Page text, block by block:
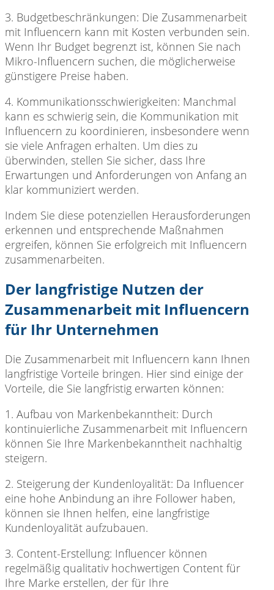
3. Budgetbeschränkungen: Die Zusammenarbeit
mit Influencern kann mit Kosten verbunden sein.
Wenn Ihr Budget begrenzt ist, können Sie nach
Mikro-Influencern suchen, die möglicherweise
günstigere Preise haben.
4. Kommunikationsschwierigkeiten: Manchmal
kann es schwierig sein, die Kommunikation mit
Influencern zu koordinieren, insbesondere wenn
sie viele Anfragen erhalten. Um dies zu
überwinden, stellen Sie sicher, dass Ihre
Erwartungen und Anforderungen von Anfang an
klar kommuniziert werden.
Indem Sie diese potenziellen Herausforderungen
erkennen und entsprechende Maßnahmen
ergreifen, können Sie erfolgreich mit Influencern
zusammenarbeiten.
Der langfristige Nutzen der
Zusammenarbeit mit Influencern
für Ihr Unternehmen
Die Zusammenarbeit mit Influencern kann Ihnen
langfristige Vorteile bringen. Hier sind einige der
Vorteile, die Sie langfristig erwarten können:
1. Aufbau von Markenbekanntheit: Durch
kontinuierliche Zusammenarbeit mit Influencern
können Sie Ihre Markenbekanntheit nachhaltig
steigern.
2. Steigerung der Kundenloyalität: Da Influencer
eine hohe Anbindung an ihre Follower haben,
können sie Ihnen helfen, eine langfristige
Kundenloyalität aufzubauen.
3. Content-Erstellung: Influencer können
regelmäßig qualitativ hochwertigen Content für
Ihre Marke erstellen, der für Ihre